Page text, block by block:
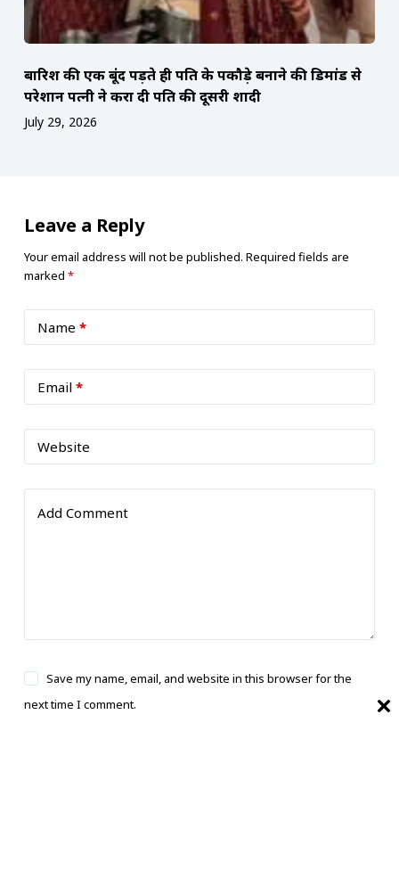
बारिश की एक बूंद पड़ते ही पति के पकौड़े बनाने की डिमांड से
परेशान पत्नी ने करा दी पति की दूसरी शादी
July 29, 2026
Leave a Reply
Your email address will not be published. Required fields are
marked *
Name *
Email*
Website
Add Comment
Save my name, email, and website in this browser for the
next time I comment.